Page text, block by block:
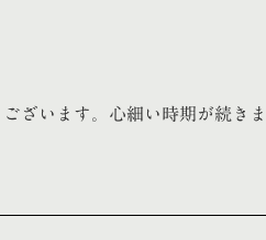
ざいます。心細い時期が続き